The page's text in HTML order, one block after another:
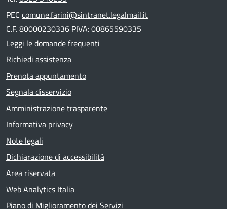
PEC comune.farini@sintranet.legalmail.it
C.F. 80000230336 PIVA: 00865590335
Leggi le domande frequenti
Richiedi assistenza
Prenota appuntamento
Segnala disservizio
Amministrazione trasparente
Informativa privacy
Note legali
Dichiarazione di accessibilità
Area riservata
Web Analytics Italia
Piano di Miglioramento dei Servizi